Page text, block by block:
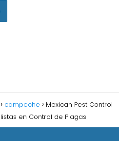
campeche
Mexican Pest Control
en Control de Plagas